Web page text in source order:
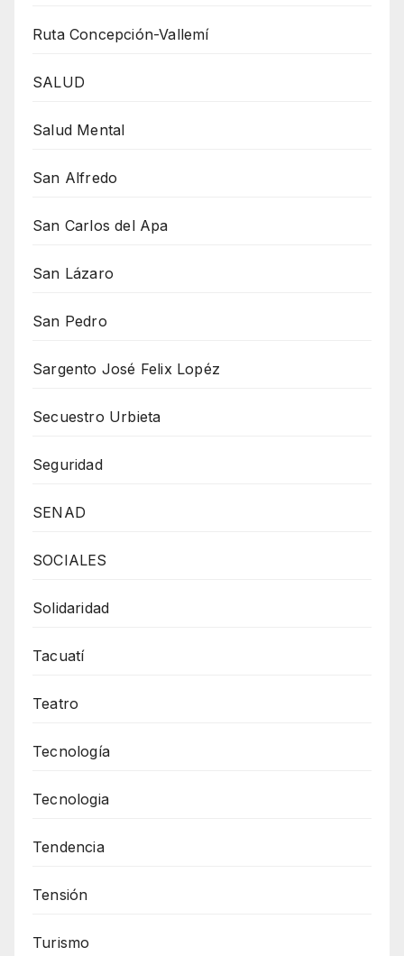
Ruta Concepción-Vallemí
SALUD
Salud Mental
San Alfredo
San Carlos del Apa
San Lázaro
San Pedro
Sargento José Felix Lopéz
Secuestro Urbieta
Seguridad
SENAD
SOCIALES
Solidaridad
Tacuatí
Teatro
Tecnología
Tecnologia
Tendencia
Tensión
Turismo